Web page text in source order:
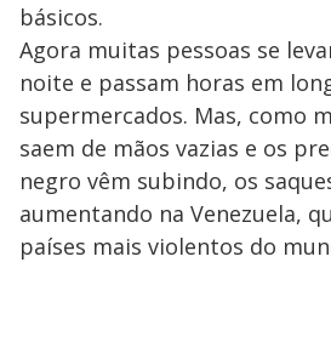
básicos.
Agora muitas pessoas se
noite e passam horas em
supermercados. Mas, como
saem de mãos vazias e os
negro vêm subindo, os
aumentando na Venezuela,
países mais violentos do